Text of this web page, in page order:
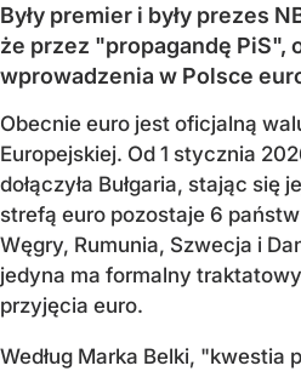
Były premier i były prezes
że przez "propagandę PiS",
wprowadzenia w Polsce
Obecnie euro jest oficjalną
Europejskiej. Od 1 stycznia
dołączyła Bułgaria, stając się
strefą euro pozostaje 6 państw
Węgry, Rumunia, Szwecja i
jedyna ma formalny
przyjęcia euro.
Według Marka Belki, "kwestia